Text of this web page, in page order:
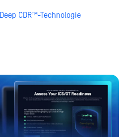
Deep CDR™-Technologie